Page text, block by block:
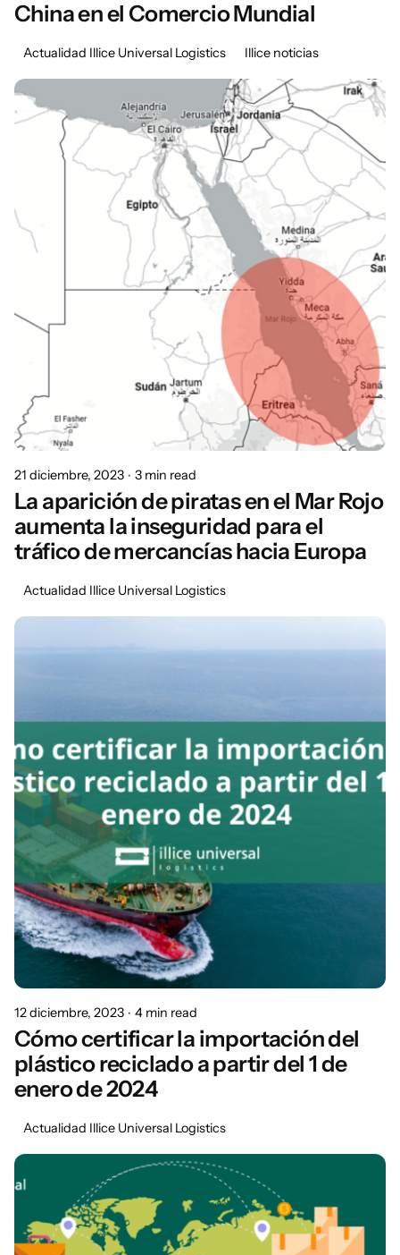
China en el Comercio Mundial
Actualidad Illice Universal Logistics Illice noticias
Posted by
Marisa
21 diciembre, 2023 3 min read
La aparición de piratas en el Mar Rojo
aumenta la inseguridad para el
tráfico de mercancías hacia Europa
Actualidad Illice Universal Logistics
Posted by
12 diciembre, 2023 4 min read
Cómo certificar la importación del
plástico reciclado a partir del 1 de
enero de 2024
Actualidad Illice Universal Logistics
Posted by
Marisa